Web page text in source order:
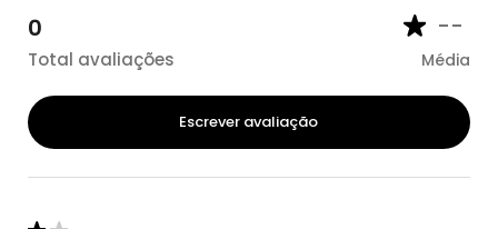
0
Total avaliações
--
Média
Escrever avaliação